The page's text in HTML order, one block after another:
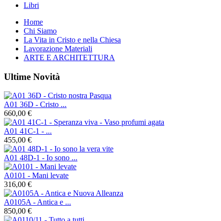
Libri
Home
Chi Siamo
La Vita in Cristo e nella Chiesa
Lavorazione Materiali
ARTE E ARCHITETTURA
Ultime Novità
A01 36D - Cristo ...
660,00 €
A01 41C-1 - ...
455,00 €
A01 48D-1 - Io sono ...
A0101 - Mani levate
316,00 €
A0105A - Antica e ...
850,00 €